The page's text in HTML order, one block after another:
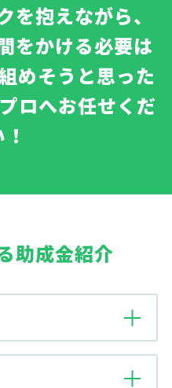
を抱えながら、
をかける必要は
めそうと思った
ロへお任せくだ
助成金紹介